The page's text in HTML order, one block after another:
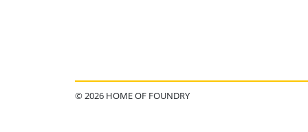
© 2026 HOME OF FOUNDRY